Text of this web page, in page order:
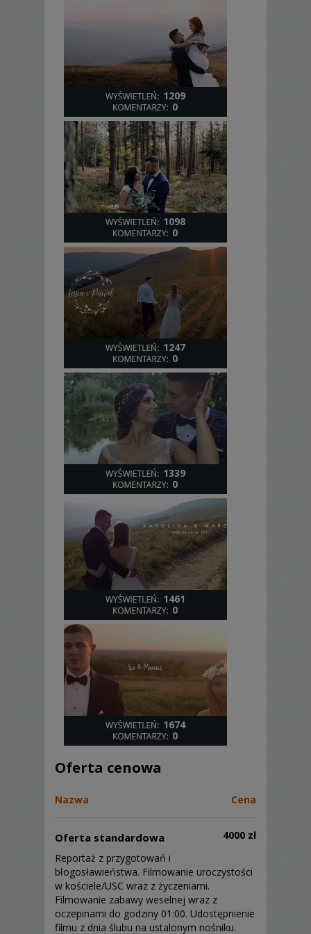
1209
0
1098
0
1247
0
1339
0
1461
0
1674
0
Oferta cenowa
Nazwa Cena
Oferta standardowa
4000 zł
Reportaż z przygotowań i
błogosławieństwa. Filmowanie uroczystości
w kościele/USC wraz z życzeniami.
Filmowanie zabawy weselnej wraz z
oczepinami do godziny 01:00. Udostępnienie
filmu z dnia ślubu na ustalonym nośniku.